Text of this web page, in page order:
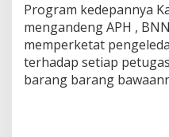
Program kedepannya
mengandeng APH ,
memperketat
terhadap setiap
barang barang